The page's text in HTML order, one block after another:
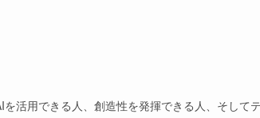
活用できる人、創造性を発揮できる人、そして